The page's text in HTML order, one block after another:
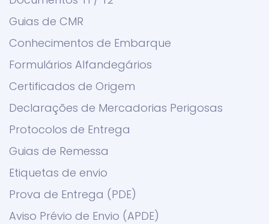
Guias de CMR
Conhecimentos de Embarque
Formulários Alfandegários
Certificados de Origem
Declarações de Mercadorias Perigosas
Protocolos de Entrega
Guias de Remessa
Etiquetas de envio
Prova de Entrega (PDE)
Aviso Prévio de Envio (APDE)